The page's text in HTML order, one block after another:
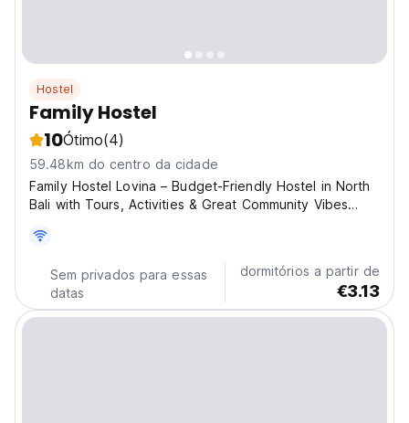
Hostel
Family Hostel
10Ótimo(4)
59.48km do centro da cidade
Family Hostel Lovina – Budget-Friendly Hostel in North
Bali with Tours, Activities & Great Community Vibes
home in the heart of Kaliasem, Lovina, North Bali.
Conveniently located on Jl. Ratna, Kabupaten...
Sem privados para essas
datas
dormitórios a partir de
€3.13